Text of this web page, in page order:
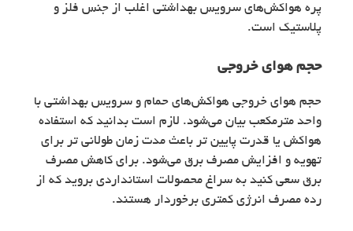
پره‌ هواکش‌های سرویس بهداشتی اغلب از جنس فلز و
پلاستیک است.
حجم هوای خروجی
حجم هوای خروجی هواکش‌های حمام و سرویس بهداشتی با
واحد مترمکعب بیان می‌شود. لازم است بدانید که استفاده
هواکش یا قدرت پایین تر باعث مدت زمان طولانی تر برای
تهویه و افزایش مصرف برق می‌شود. برای کاهش مصرف
برق سعی کنید به سراغ محصولات استانداردی بروید که از
رده مصرف انرژی کمتری برخوردار هستند.